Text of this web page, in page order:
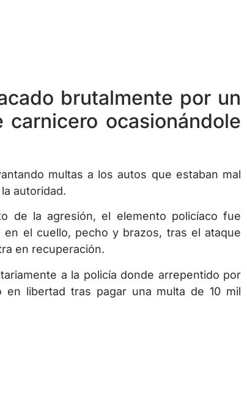
brutalmente por un
ocasionándole
multas a los autos que estaban mal
autoridad.
de la agresión, el elemento policíaco fue
el cuello, pecho y brazos, tras el ataque
en recuperación.
a la policía donde arrepentido por
libertad tras pagar una multa de 10 mil